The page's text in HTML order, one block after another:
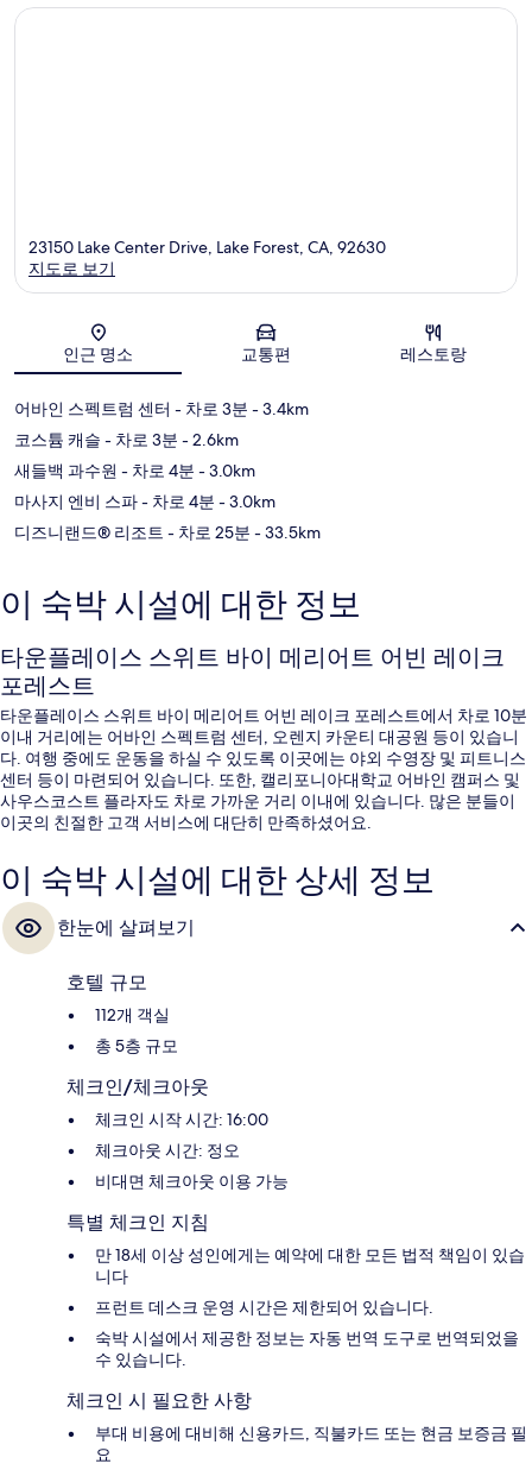
지도
23150 Lake Center Drive, Lake Forest, CA, 92630
지도로 보기
인근 명소 교통편 레스토랑
어바인 스펙트럼 센터 - 차로 3분 - 3.4km
코스튬 캐슬 - 차로 3분 - 2.6km
새들백 과수원 - 차로 4분 - 3.0km
마사지 엔비 스파- 차로 4분 - 3.0km
디즈니랜드® 리조트 - 차로 25분 - 33.5km
이 숙박 시설에 대한 정보
타운플레이스 스위트 바이 메리어트 어빈 레이크
포레스트
타운플레이스 스위트 바이 메리어트 어빈 레이크 포레스트에서 차로 10분
이내 거리에는 어바인 스펙트럼 센터, 오렌지 카운티 대공원 등이 있습니
다. 여행 중에도 운동을 하실 수 있도록 이곳에는 야외 수영장 및 피트니스
센터 등이 마련되어 있습니다. 또한, 캘리포니아대학교 어바인 캠퍼스 및
사우스코스트 플라자도 차로 가까운 거리 이내에 있습니다. 많은 분들이
이곳의 친절한 고객 서비스에 대단히 만족하셨어요.
이 숙박 시설에 대한 상세 정보
한눈에 살펴보기
호텔 규모
112개 객실
총 5층 규모
체크인/체크아웃
체크인 시작 시간: 16:00
체크아웃 시간: 정오
비대면 체크아웃 이용 가능
특별 체크인 지침
만 18세 이상 성인에게는 예약에 대한 모든 법적 책임이 있습
니다
프런트 데스크 운영 시간은 제한되어 있습니다.
숙박 시설에서 제공한 정보는 자동 번역 도구로 번역되었을
수 있습니다.
체크인 시 필요한 사항
부대 비용에 대비해 신용카드, 직불카드 또는 현금 보증금 필
요